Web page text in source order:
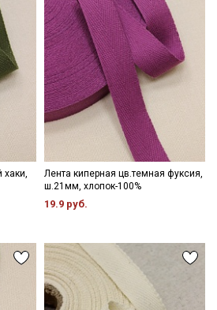
хаки,
Лента киперная цв.темная фуксия,
ш.21мм, хлопок-100%
19.9 руб.